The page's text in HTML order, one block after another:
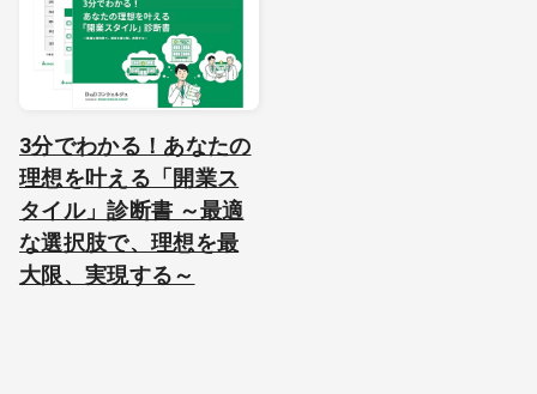
3分でわかる！あなたの
理想を叶える「開業ス
タイル」診断書 ～最適
な選択肢で、理想を最
大限、実現する～